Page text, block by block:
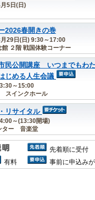
5日(日)
2026春開きの巻
29日(日) 9:30～17:00
２階 戦国体験コーナー
民公開講座 いつまでもわ
じめる人生会議
～15:00
インクホール
リサイタル
～(13:30開場)
ター 音楽堂
先着順に受付
有料
事前に申込み